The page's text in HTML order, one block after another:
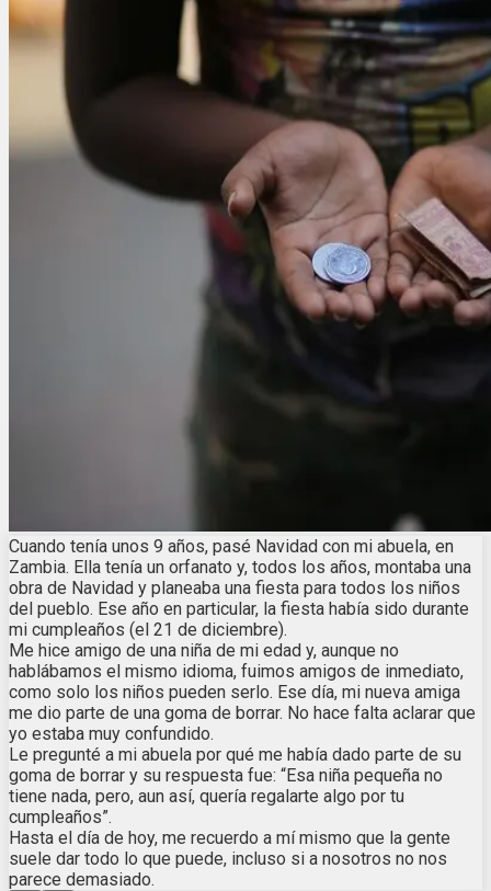
Cuando tenía unos 9 años, pasé Navidad con mi abuela, en
Zambia. Ella tenía un orfanato y, todos los años, montaba una
obra de Navidad y planeaba una fiesta para todos los niños
del pueblo. Ese año en particular, la fiesta había sido durante
mi cumpleaños (el 21 de diciembre).
Me hice amigo de una niña de mi edad y, aunque no
hablábamos el mismo idioma, fuimos amigos de inmediato,
como solo los niños pueden serlo. Ese día, mi nueva amiga
me dio parte de una goma de borrar. No hace falta aclarar que
yo estaba muy confundido.
Le pregunté a mi abuela por qué me había dado parte de su
goma de borrar y su respuesta fue: “Esa niña pequeña no
tiene nada, pero, aun así, quería regalarte algo por tu
cumpleaños”.
Hasta el día de hoy, me recuerdo a mí mismo que la gente
suele dar todo lo que puede, incluso si a nosotros no nos
parece demasiado.